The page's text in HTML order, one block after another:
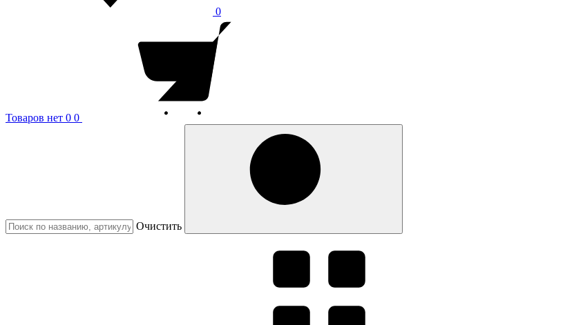
0
Товаров нет 0 0
Очистить